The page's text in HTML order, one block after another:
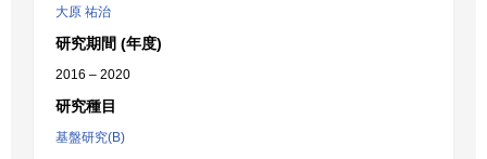
大原 祐治
研究期間 (年度)
2016 – 2020
研究種目
基盤研究(B)